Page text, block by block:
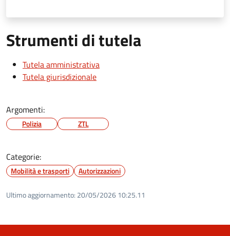
Strumenti di tutela
Tutela amministrativa
Tutela giurisdizionale
Argomenti:
Polizia ZTL
Categorie:
Mobilità e trasporti Autorizzazioni
Ultimo aggiornamento: 20/05/2026 10:25.11